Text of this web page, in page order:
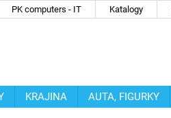
PK computers - IT Katalogy
KRAJINA AUTA, FIGURKY